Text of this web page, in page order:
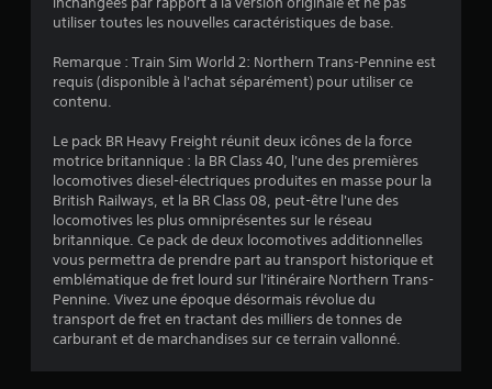
.
9
é
t
o
i
utiliser toutes les nouvelles caractéristiques de base.
Remarque : Train Sim World 2: Northern Trans-Pennine est
requis (disponible à l'achat séparément) pour utiliser ce
contenu.
Le pack BR Heavy Freight réunit deux icônes de la force
motrice britannique : la BR Class 40, l'une des premières
locomotives diesel-électriques produites en masse pour la
British Railways, et la BR Class 08, peut-être l'une des
locomotives les plus omniprésentes sur le réseau
britannique. Ce pack de deux locomotives additionnelles
vous permettra de prendre part au transport historique et
emblématique de fret lourd sur l'itinéraire Northern Trans-
Pennine. Vivez une époque désormais révolue du
transport de fret en tractant des milliers de tonnes de
carburant et de marchandises sur ce terrain vallonné.